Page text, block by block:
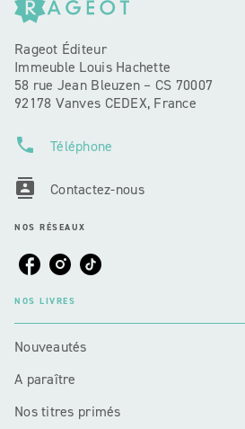
Rageot Éditeur
Immeuble Louis Hachette
58 rue Jean Bleuzen – CS 70007
92178 Vanves CEDEX, France
phone Téléphone
contacts Contactez-nous
NOS RÉSEAUX
NOS LIVRES
Nouveautés
A paraître
Nos titres primés